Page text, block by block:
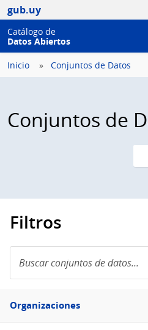
gub.uy
Catálogo de
Datos Abiertos
Inicio Conjuntos de Datos
Conjuntos de
Filtros
conjuntos
de
Filtro
Organizaciones
Organizaciones